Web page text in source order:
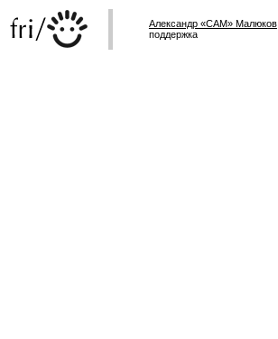
Александр «САМ» Малюков
поддержка